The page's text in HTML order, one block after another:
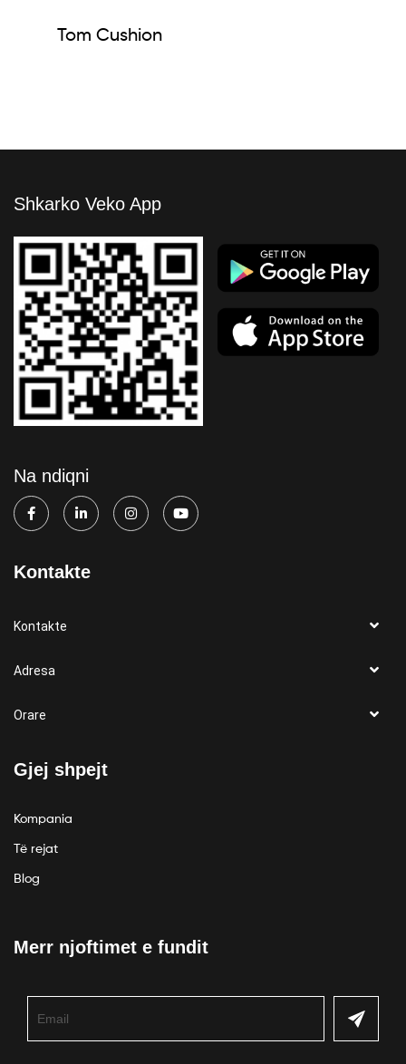
Tom Cushion
Shkarko Veko App
Na ndiqni
Kontakte
Kontakte
Adresa
Orare
Gjej shpejt
Kompania
Të rejat
Blog
Merr njoftimet e fundit